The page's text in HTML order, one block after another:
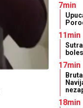
7min
11min
17min
18min